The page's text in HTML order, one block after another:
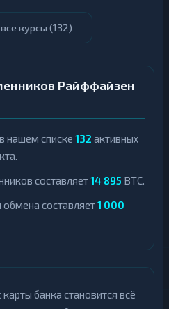
курсы (132)
Райффайзен
нашем списке 132 активных
составляет14 895 BTC.
составляет1 000
банка становится всё